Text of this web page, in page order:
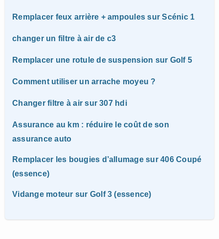
Remplacer feux arrière + ampoules sur Scénic 1
changer un filtre à air de c3
Remplacer une rotule de suspension sur Golf 5
Comment utiliser un arrache moyeu ?
Changer filtre à air sur 307 hdi
Assurance au km : réduire le coût de son
assurance auto
Remplacer les bougies d’allumage sur 406 Coupé
(essence)
Vidange moteur sur Golf 3 (essence)